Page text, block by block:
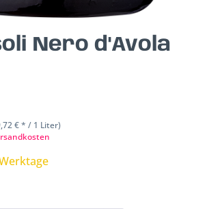
Nero d'Avola
€ * / 1 Liter)